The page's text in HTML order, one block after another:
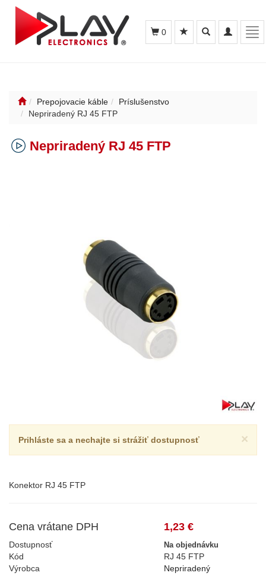
Toggle
navigation
Toggle
search
0
Prepojovacie káble
Príslušenstvo
Nepriradený RJ 45 FTP
Nepriradený RJ 45 FTP
×
Prihláste sa a nechajte si strážiť dostupnosť
Konektor RJ 45 FTP
Cena vrátane DPH 1,23 €
Dostupnosť Na objednávku
Kód
RJ 45 FTP
Výrobca
Nepriradený